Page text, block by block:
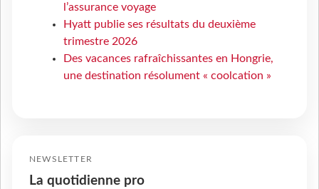
l’assurance voyage
Hyatt publie ses résultats du deuxième
trimestre 2026
Des vacances rafraîchissantes en Hongrie,
une destination résolument « coolcation »
NEWSLETTER
La quotidienne pro